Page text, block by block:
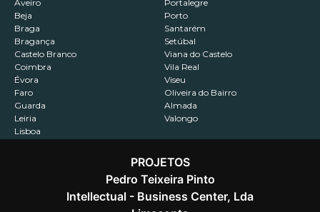
Aveiro
Beja
Braga
Bragança
Castelo Branco
Coimbra
Évora
Faro
Guarda
Leiria
Lisboa
Portalegre
Porto
Santarém
Setúbal
Viana do Castelo
Vila Real
Viseu
Oliveira do Bairro
Almada
Valongo
Contactos Recrutamento Política de Privacidade
PROJETOS
Pedro Teixeira Pinto
Intellectual - Business Center, Lda